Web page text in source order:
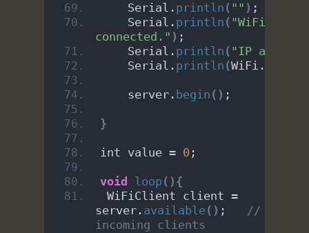
    Serial.
println ( "" ) ;
    Serial.
println ( "WiFi
connected." ) ;
    Serial.
println ( "IP
    Serial.
println (WiFi.
    server.
begin () ;
}
int value = 0 ;
void loop (){
WiFiClient client =
server. available() ; //
incoming clients